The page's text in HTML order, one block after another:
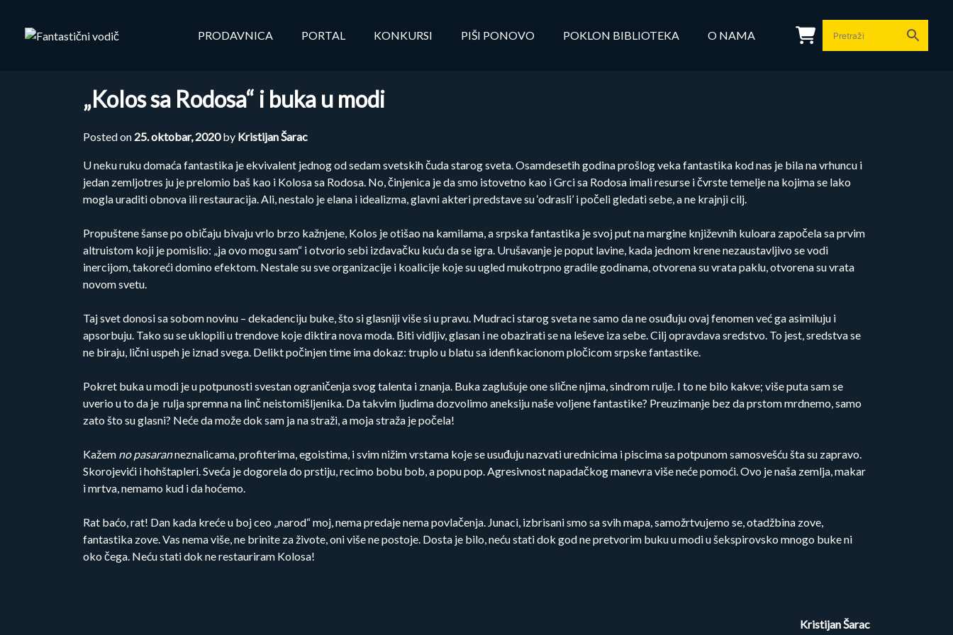
content
PRODAVNICA PORTAL KONKURSI PIŠI PONOVO POKLON BIBLIOTEKA O NAMA
„Kolos sa Rodosa“ i buka u modi
Posted on 25. oktobar, 2020by Kristijan Šarac
U neku ruku domaća fantastika je ekvivalent jednog od sedam svetskih čuda starog sveta. Osamdesetih godina prošlog veka fantastika kod nas je bila na vrhuncu i
jedan zemljotres ju je prelomio baš kao i Kolosa sa Rodosa. No, činjenica je da smo istovetno kao i Grci sa Rodosa imali resurse i čvrste temelje na kojima se lako
mogla uraditi obnova ili restauracija. Ali, nestalo je elana i idealizma, glavni akteri predstave su ‘odrasli’ i počeli gledati sebe, a ne krajnji cilj.
Propuštene šanse po običaju bivaju vrlo brzo kažnjene, Kolos je otišao na kamilama, a srpska fantastika je svoj put na margine književnih kuloara započela sa prvim
altruistom koji je pomislio: „ja ovo mogu sam“ i otvorio sebi izdavačku kuću da se igra. Urušavanje je poput lavine, kada jednom krene nezaustavljivo se vodi
inercijom, takoreći domino efektom. Nestale su sve organizacije i koalicije koje su ugled mukotrpno gradile godinama, otvorena su vrata paklu, otvorena su vrata
novom svetu.
Taj svet donosi sa sobom novinu – dekadenciju buke, što si glasniji više si u pravu. Mudraci starog sveta ne samo da ne osuđuju ovaj fenomen već ga asimiluju i
apsorbuju. Tako su se uklopili u trendove koje diktira nova moda. Biti vidljiv, glasan i ne obazirati se na leševe iza sebe. Cilj opravdava sredstvo. To jest, sredstva se
ne biraju, lični uspeh je iznad svega. Delikt počinjen time ima dokaz: truplo u blatu sa idenfikacionom pločicom srpske fantastike.
Pokret buka u modi je u potpunosti svestan ograničenja svog talenta i znanja. Buka zaglušuje one slične njima, sindrom rulje. I to ne bilo kakve; više puta sam se
uverio u to da je rulja spremna na linč neistomišljenika. Da takvim ljudima dozvolimo aneksiju naše voljene fantastike? Preuzimanje bez da prstom mrdnemo, samo
zato što su glasni? Neće da može dok sam ja na straži, a moja straža je počela!
Kažem no pasaranneznalicama, profiterima, egoistima, i svim nižim vrstama koje se usuđuju nazvati urednicima i piscima sa potpunom samosvešću šta su zapravo.
Skorojevići i hohštapleri. Sveća je dogorela do prstiju, recimo bobu bob, a popu pop. Agresivnost napadačkog manevra više neće pomoći. Ovo je naša zemlja, makar
i mrtva, nemamo kud i da hoćemo.
Rat baćo, rat! Dan kada kreće u boj ceo „narod“ moj, nema predaje nema povlačenja. Junaci, izbrisani smo sa svih mapa, samožrtvujemo se, otadžbina zove,
fantastika zove. Vas nema više, ne brinite za živote, oni više ne postoje. Dosta je bilo, neću stati dok god ne pretvorim buku u modi u šekspirovsko mnogo buke ni
oko čega. Neću stati dok ne restauriram Kolosa!
Kristijan Šarac